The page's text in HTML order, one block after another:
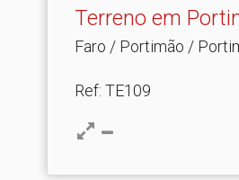
Terreno em
Faro / Portimão /
Ref: TE109